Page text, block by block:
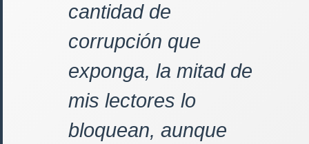
cantidad de
corrupción que
exponga, la mitad de
mis lectores lo
bloquean, aunque